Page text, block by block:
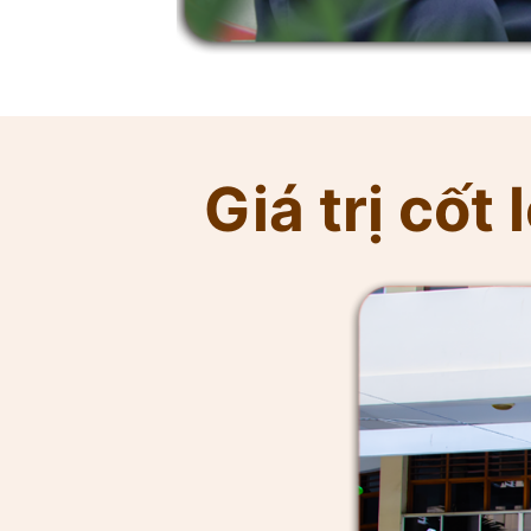
Giá trị cốt